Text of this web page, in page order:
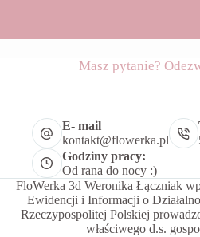
Masz pytanie?
E- mail
kontakt@flowerka.pl
Godziny pracy:
Od rana do nocy :)
FloWerka 3d Weronika Łączniak
Ewidencji i Informacji o
Rzeczypospolitej Polskiej
właściwego d.s.